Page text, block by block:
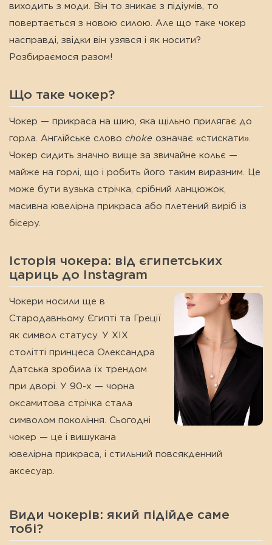
виходить з моди. Він то зникає з підіумів, то
повертається з новою силою. Але що таке чокер
насправді, звідки він узявся і як носити?
Розбираємося разом!
Що таке чокер?
Чокер — прикраса на шию, яка щільно прилягає до
горла. Англійське слово choke означає «стискати».
Чокер сидить значно вище за звичайне кольє —
майже на горлі, що і робить його таким виразним. Це
може бути вузька стрічка, срібний ланцюжок,
масивна ювелірна прикраса або плетений виріб із
бісеру.
Історія чокера: від єгипетських
цариць до Instagram
Чокери носили ще в
Стародавньому Єгипті та Греції
як символ статусу. У XIX
столітті принцеса Олександра
Датська зробила їх трендом
при дворі. У 90-х — чорна
оксамитова стрічка стала
символом покоління. Сьогодні
чокер — це і вишукана
ювелірна прикраса, і стильний повсякденний
аксесуар.
Види чокерів: який підійде саме
тобі?